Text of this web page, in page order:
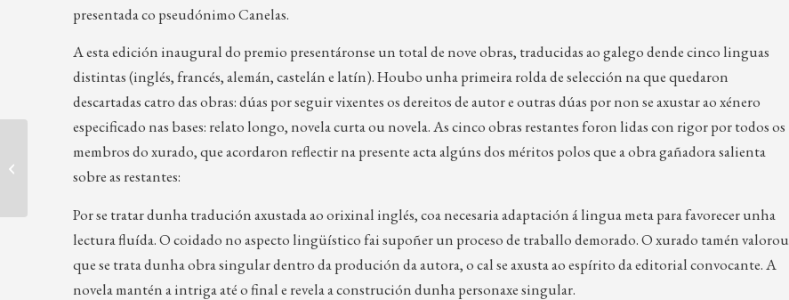
presentada co pseudónimo Canelas.
A esta edición inaugural do premio presentáronse un total de nove obras, traducidas ao galego dende cinco linguas
distintas (inglés, francés, alemán, castelán e latín). Houbo unha primeira rolda de selección na que quedaron
descartadas catro das obras: dúas por seguir vixentes os dereitos de autor e outras dúas por non se axustar ao xénero
especificado nas bases: relato longo, novela curta ou novela. As cinco obras restantes foron lidas con rigor por todos os
membros do xurado, que acordaron reflectir na presente acta algúns dos méritos polos que a obra gañadora salienta
sobre as restantes:
Por se tratar dunha tradución axustada ao orixinal inglés, coa necesaria adaptación á lingua meta para favorecer unha
lectura fluída. O coidado no aspecto lingüístico fai supoñer un proceso de traballo demorado. O xurado tamén valorou
que se trata dunha obra singular dentro da produción da autora, o cal se axusta ao espírito da editorial convocante. A
novela mantén a intriga até o final e revela a construción dunha personaxe singular.
Isabel Soto no acto de
entrega da XVI edición do